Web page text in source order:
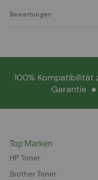
Bewertungen
100% Kompatibilität
Garantie ●
Top Marken
HP Toner
Brother Toner